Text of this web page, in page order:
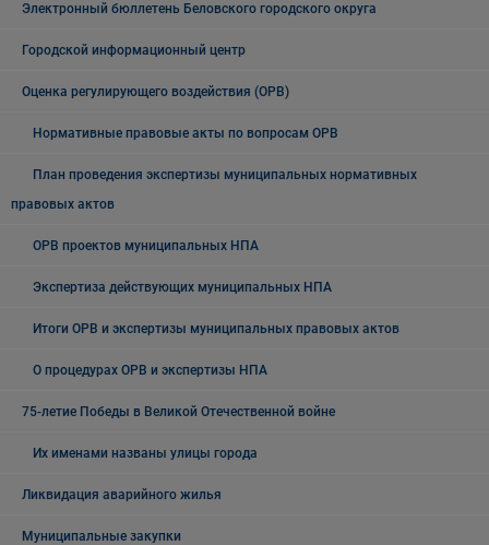
Электронный бюллетень Беловского городского округа
Городской информационный центр
Оценка регулирующего воздействия (ОРВ)
Нормативные правовые акты по вопросам ОРВ
План проведения экспертизы муниципальных нормативных
правовых актов
ОРВ проектов муниципальных НПА
Экспертиза действующих муниципальных НПА
Итоги ОРВ и экспертизы муниципальных правовых актов
О процедурах ОРВ и экспертизы НПА
75-летие Победы в Великой Отечественной войне
Их именами названы улицы города
Ликвидация аварийного жилья
Муниципальные закупки